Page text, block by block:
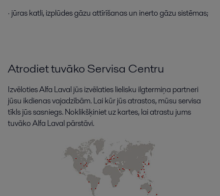
· jūraskatli,izplūdesgāzuattīrīšanasun inertogāzusistēmas;
Atrodiet tuvāko Servisa Centru
Izvēloties Alfa Laval jūs izvēlaties lielisku ilgtermiņa partneri
jūsu ikdienas vajadzībām. Lai kūr jūs atrastos, mūsu servisa
tīkls jūs sasniegs. Noklikšķiniet uz kartes, lai atrastu jums
tuvāko Alfa Laval pārstāvi.